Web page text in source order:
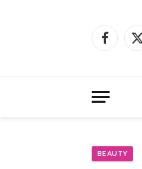
BEAUTY